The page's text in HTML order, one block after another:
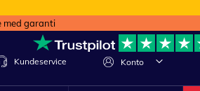
med garanti
Konto
Lave
Kundeservice